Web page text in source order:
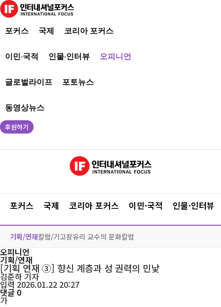
포커스 국제 코리아 포커스
이민·국적 인물·인터뷰 오피니언
글로벌라이프 포토뉴스
동영상뉴스
후원하기
포커스 국제 코리아 포커스 이민·국적 인물·인터뷰
기획/연재칼럼/기고장유리 교수의 문화칼럼
오피니언
기획/연재
[기획 연재 ③] 향신 계층과 성 권력의 민낯
김준하 기자
입력 2026.01.22 20:27
댓글 0
가